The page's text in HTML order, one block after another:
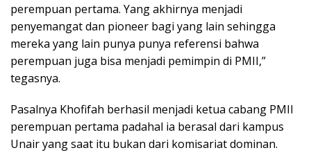
perempuan pertama. Yang akhirnya menjadi
penyemangat dan pioneer bagi yang lain sehingga
mereka yang lain punya punya referensi bahwa
perempuan juga bisa menjadi pemimpin di PMII,”
tegasnya.
Pasalnya Khofifah berhasil menjadi ketua cabang PMII
perempuan pertama padahal ia berasal dari kampus
Unair yang saat itu bukan dari komisariat dominan.